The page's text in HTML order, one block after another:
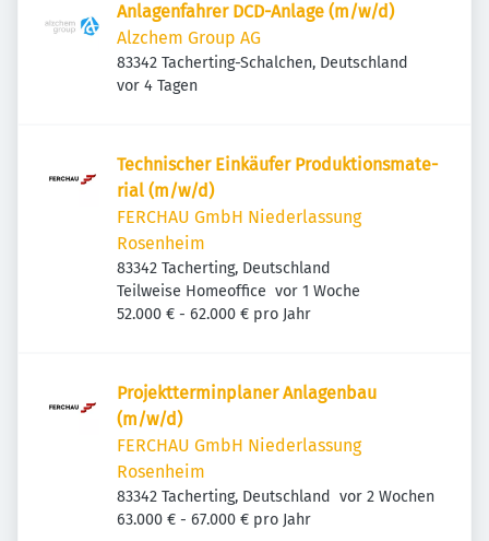
Anlagenfahrer DCD-Anlage (m/w/d)
Alzchem Group AG
83342 Tacherting-Schalchen, Deutschland
Veröffentlicht
vor 4 Tagen
Tech­ni­scher Einkäufer Produk­ti­ons­ma­te­
rial (m/w/d)
FERCHAU GmbH Niederlassung
Rosenheim
83342 Tacherting, Deutschland
Teilweise Homeoffice Veröffentlicht
vor 1 Woche
52.000 € - 62.000 € pro Jahr
Projektterminplaner Anlagenbau
(m/w/d)
FERCHAU GmbH Niederlassung
Rosenheim
83342 Tacherting, Deutschland Veröffentlicht
vor 2 Wochen
63.000 € - 67.000 € pro Jahr